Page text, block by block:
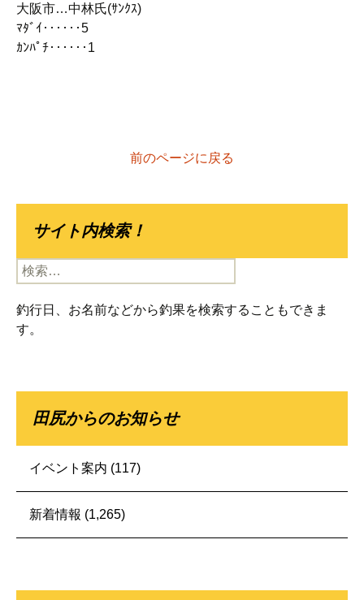
大阪市…中林氏(ｻﾝｸｽ)
ﾏﾀﾞｲ‥‥‥5
ｶﾝﾊﾟﾁ‥‥‥1
前のページに戻る
サイト内検索！
検
索:
釣行日、お名前などから釣果を検索することもできま
す。
田尻からのお知らせ
イベント案内 (117)
新着情報 (1,265)